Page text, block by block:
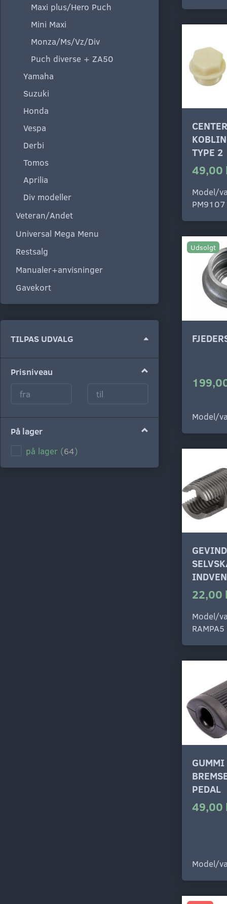
Maxi plus/Hero Puch
Mini Maxi
Monza/Ms/Vz/Div
Puch diverse + ZA50
Yamaha
Suzuki
Honda
Vespa
Derbi
Tomos
Aprilia
Div modeller
Veteran/Andet
Universal Mega Menu
Restsalg
Manualer+anvisninger
Gavekort
TILPAS UDVALG
Prisniveau
På lager
på lager (64)
TYPE 2
49,00
Model/
PM9107
Udsolgt
Model/
22,00
Model/
RAMPA5
GUMMI
PEDAL
49,00
Model/